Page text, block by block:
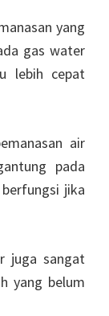
yang
gas water
lebih cepat
air
pada
jika
juga sangat
yang belum